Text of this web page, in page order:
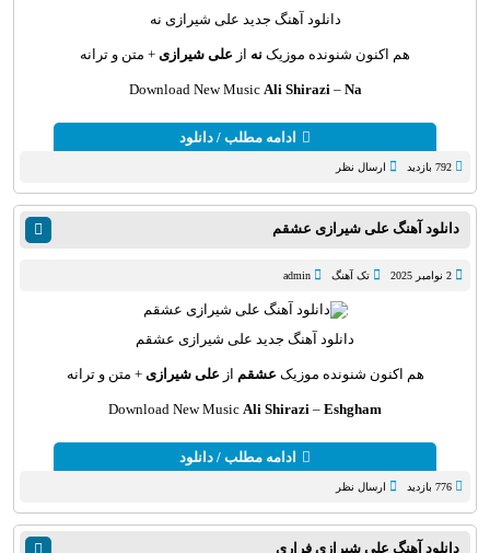
دانلود آهنگ جدید علی شیرازی نه
هم اکنون شنونده موزیک نه از علی شیرازی + متن و ترانه
Download New Music Ali Shirazi– Na
ادامه مطلب / دانلود
792 بازدید ارسال نظر
دانلود آهنگ علی شیرازی عشقم
2 نوامبر 2025 تک آهنگ admin
دانلود آهنگ جدید علی شیرازی عشقم
هم اکنون شنونده موزیک عشقم از علی شیرازی + متن و ترانه
Download New Music Ali Shirazi – Eshgham
ادامه مطلب / دانلود
776 بازدید ارسال نظر
دانلود آهنگ علی شیرازی فراری